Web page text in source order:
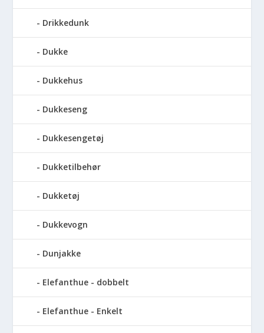
Drikkedunk
Dukke
Dukkehus
Dukkeseng
Dukkesengetøj
Dukketilbehør
Dukketøj
Dukkevogn
Dunjakke
Elefanthue - dobbelt
Elefanthue - Enkelt